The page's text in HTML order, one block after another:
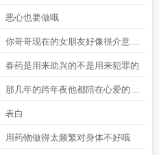
凶
恶心也要做哦
你哥哥现在的女朋友好像很介意我
的存在
春药是用来助兴的不是用来犯罪的
那几年的跨年夜他都陪在心爱的女
人身边
表白
用药物做得太频繁对身体不好哦